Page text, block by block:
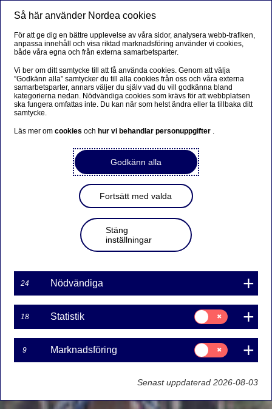
Så här använder Nordea cookies
För att ge dig en bättre upplevelse av våra sidor, analysera webb-trafiken,
anpassa innehåll och visa riktad marknadsföring använder vi cookies,
både våra egna och från externa samarbetsparter.
Vi ber om ditt samtycke till att få använda cookies. Genom att välja
”Godkänn alla” samtycker du till alla cookies från oss och våra externa
samarbetsparter, annars väljer du själv vad du vill godkänna bland
kategorierna nedan. Nödvändiga cookies som krävs för att webbplatsen
ska fungera omfattas inte. Du kan när som helst ändra eller ta tillbaka ditt
samtycke.
Läs mer omcookiesoch hur vi behandlar personuppgifter .
Godkänn alla
Fortsätt med valda
Stäng
inställningar
24 Nödvändiga
18 Statistik
Samtycke
för:
Statistik
9 Marknadsföring
Samtycke
för:
Marknadsföring
Senast uppdaterad 2026-08-03